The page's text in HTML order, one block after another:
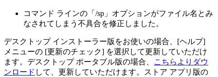
コマンド ラインの「/sp」オプションがファイル名とみ
なされてしまう不具合を修正しました。
デスクトップ インストーラー版をお使いの場合、[ヘルプ]
メニューの [更新のチェック] を選択して更新していただけ
ます。デスクトップ ポータブル版の場合、
こちらよりダウ
ンロード して、更新していただけます。ストア アプリ版の